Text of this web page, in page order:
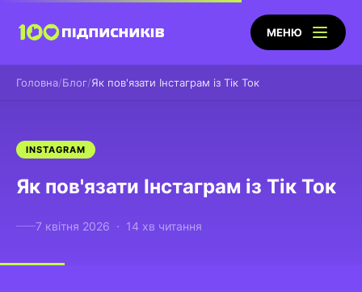
МЕНЮ
Головна Блог Як пов'язати Інстаграм із Тік Ток
INSTAGRAM
Як пов'язати Інстаграм із Тік Ток
7 квітня 2026 · 14 хв читання